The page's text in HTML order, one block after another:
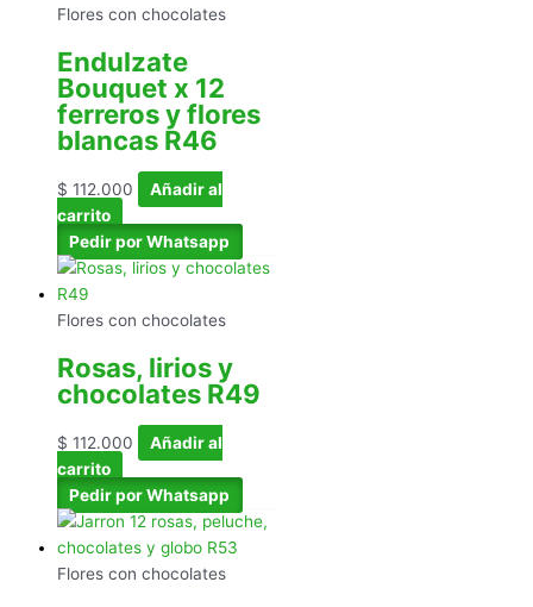
Flores con chocolates
Endulzate
Bouquet x 12
ferreros y flores
blancas R46
$ 112.000
Añadir al
carrito
Pedir por Whatsapp
Flores con chocolates
Rosas, lirios y
chocolates R49
$ 112.000
Añadir al
carrito
Pedir por Whatsapp
Flores con chocolates